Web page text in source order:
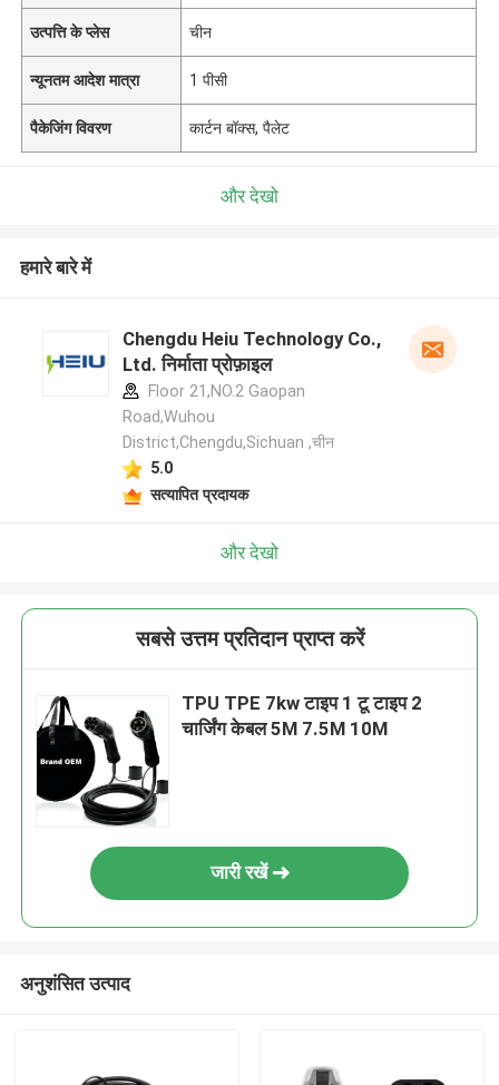
उत्पत्ति के प्लेस चीन
न्यूनतम आदेश मात्रा 1 पीसी
पैकेजिंग विवरण कार्टन बॉक्स, पैलेट
और देखो
हमारे बारे में
Chengdu Heiu Technology Co.,
Ltd. निर्माता प्रोफ़ाइल
Floor 21,NO.2 Gaopan
Road,Wuhou
District,Chengdu,Sichuan ,चीन
5.0
सत्यापित प्रदायक
और देखो
सबसे उत्तम प्रतिदान प्राप्त करें
TPU TPE 7kw टाइप 1 टू टाइप 2
चार्जिंग केबल 5M 7.5M 10M
जारी रखें
अनुशंसित उत्पाद